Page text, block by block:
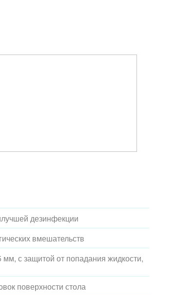
дезинфекции
вмешательств
с защитой от попадания жидкости,
поверхности стола